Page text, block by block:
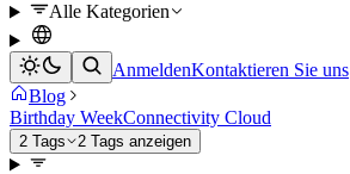
Alle Kategorien
AnmeldenKontaktieren Sie uns
Blog
Birthday WeekConnectivity Cloud
2 Tags 2 Tags anzeigen